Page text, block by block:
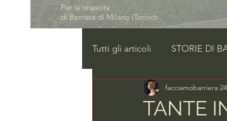
Per la rinascita
di Barriera di Milano (Torino)
Tutti gli articoli STORIE DI
TANTE
facciamobarriera